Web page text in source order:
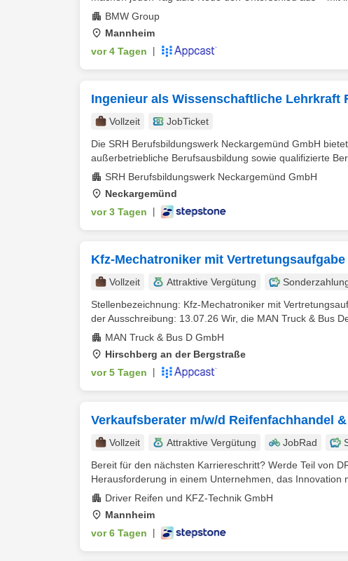
BMW Group
Mannheim
vor 4 Tagen
Ingenieur als Wissenschaftliche Lehrkraft
Vollzeit
JobTicket
Die SRH Berufsbildungswerk Neckargemünd GmbH
außerbetriebliche Berufsausbildung sowie qualifizierte
SRH Berufsbildungswerk Neckargemünd GmbH
Neckargemünd
vor 3 Tagen
Kfz-Mechatroniker mit
Vollzeit Attraktive Vergütung
Stellenbezeichnung: Kfz-Mechatroniker mit
der Ausschreibung: 13.07.26 Wir, die MAN Truck & Bus
MAN Truck & Bus D GmbH
Hirschberg an der Bergstraße
vor 5 Tagen
Verkaufsberater m/w/d Reifenfachhandel
Vollzeit Attraktive Vergütung JobRad
Bereit für den nächsten Karriereschritt? Werde Teil von
Herausforderung in einem Unternehmen, das Innovation
Driver Reifen und KFZ-Technik GmbH
Mannheim
vor 6 Tagen